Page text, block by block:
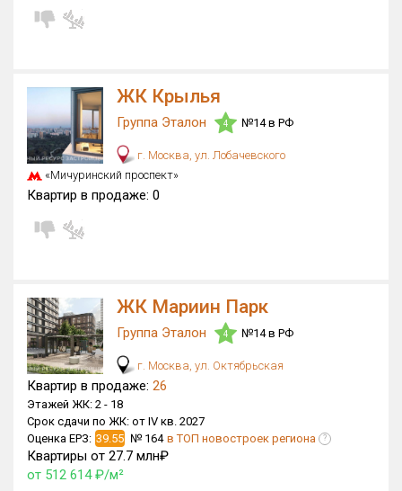
ЖК Крылья
Группа Эталон 4 №14 в РФ
г. Москва, ул. Лобачевского
«Мичуринский проспект»
Квартир в продаже: 0
ЖК Мариин Парк
Группа Эталон 4 №14 в РФ
г. Москва, ул. Октябрьская
Квартир в продаже: 26
Этажей ЖК: 2 - 18
Срок сдачи по ЖК: от IV кв. 2027
Оценка ЕРЗ: 39.55 № 164 в ТОП новостроек региона ?
Квартиры от 27.7 млн₽
от 512 614 ₽/м²